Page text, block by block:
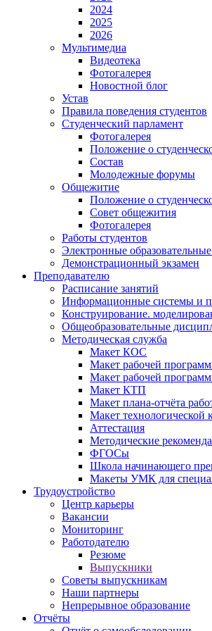
2024
2025
2026
Мультимедиа
Видеотека
Фотогалерея
Новостной блог
Устав
Правила поведения студентов
Студенческий парламент
Фотогалерея
Положение о
Состав
Молодежные форумы
Общежитие
Положение о
Совет общежития
Фотогалерея
Работы студентов
Электронные
Демонстрационный экзамен
Преподавателю
Расписание занятий
Информационные системы и
Конструирование.
Общеобразовательные
Методическая служба
Макет КОС
Макет рабочей
Макет рабочей
Макет КТП
Макет плана-отчёта
Макет
Аттестация
Методические
ФГОСы
Школа начинающего
Макеты УМК для
Трудоустройство
Центр карьеры
Вакансии
Мониторинг
Работодателю
Резюме
Выпускники
Советы выпускникам
Наши партнеры
Непрерывное образование
Отчёты